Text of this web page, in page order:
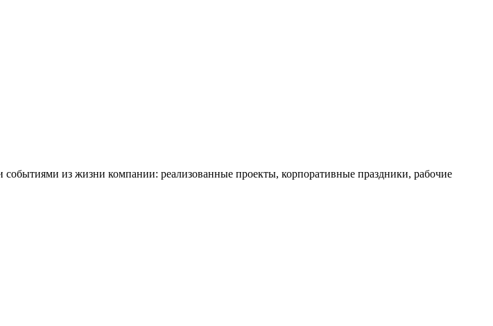
из жизни компании: реализованные проекты, корпоративные праздники, рабочие